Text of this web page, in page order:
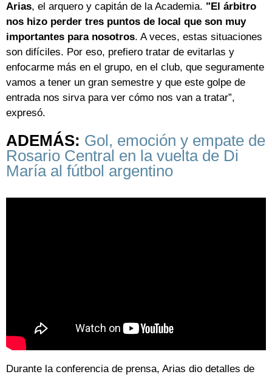
Arias, el arquero y capitán de la Academia. "El árbitro
nos hizo perder tres puntos de local que son muy
importantes para nosotros. A veces, estas situaciones
son difíciles. Por eso, prefiero tratar de evitarlas y
enfocarme más en el grupo, en el club, que seguramente
vamos a tener un gran semestre y que este golpe de
entrada nos sirva para ver cómo nos van a tratar”,
expresó.
ADEMÁS: Gol, emoción y empate de
Rosario Central en la vuelta de Di
María al fútbol argentino
Durante la conferencia de prensa, Arias dio detalles de